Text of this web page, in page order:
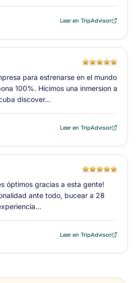
Leer en TripAdvisor
para estrenarse en el mundo
100%. Hicimos una inmersion a
discover…
Leer en TripAdvisor
óptimos gracias a esta gente!
ante todo, bucear a 28
Leer en TripAdvisor